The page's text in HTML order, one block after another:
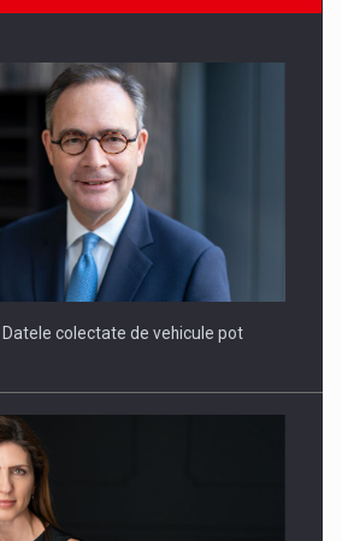
BUILT TO DELIVER TECHNOLOGY FOR
colectate de vehicule pot